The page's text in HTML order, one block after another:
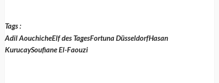
Tags :
Adil AouchicheElf des TagesFortuna DüsseldorfHasan
KurucaySoufiane El-Faouzi